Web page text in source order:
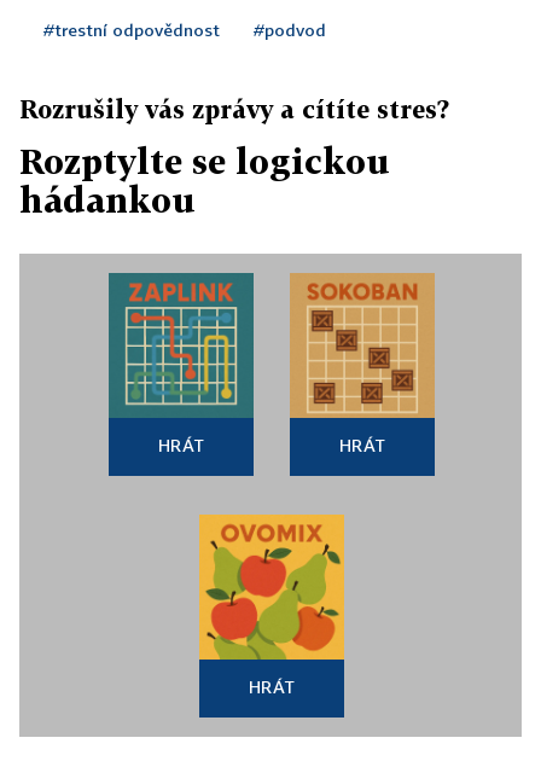
#trestní odpovědnost #podvod
Rozrušily vás zprávy a cítíte stres?
Rozptylte se logickou
hádankou
HRÁT HRÁT
HRÁT